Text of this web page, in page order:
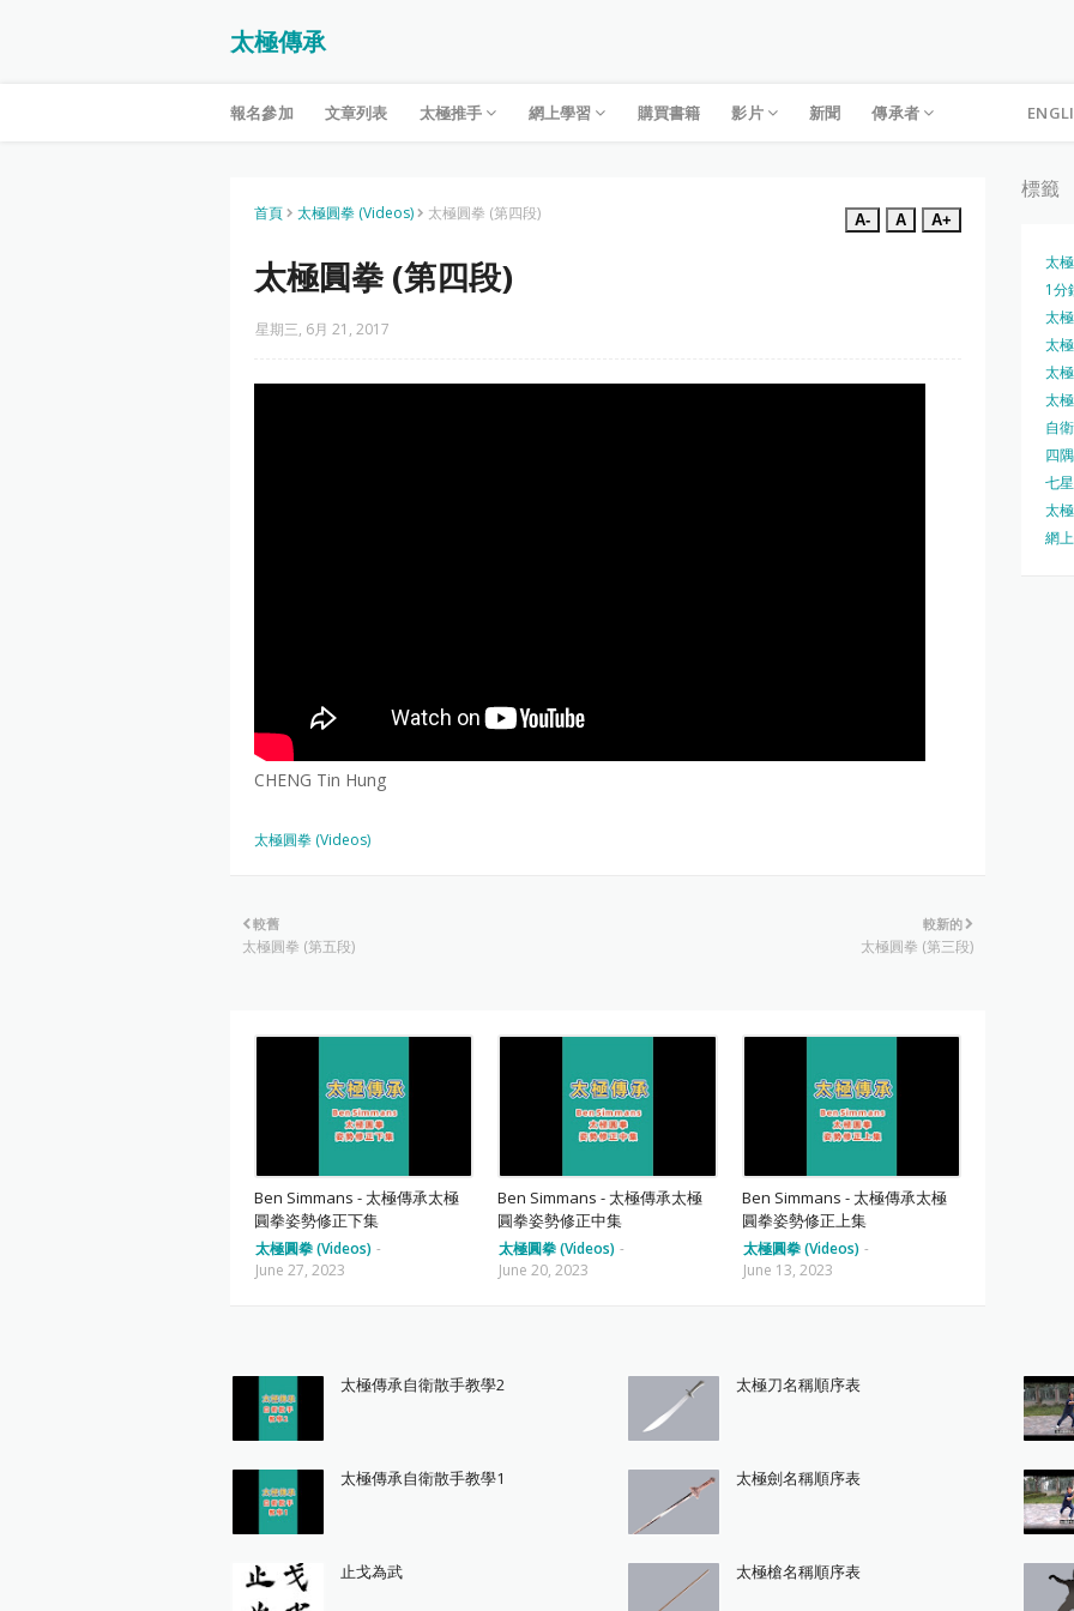
太極傳承
報名參加 文章列表 太極推手 網上學習 購買書籍 影片 新聞 傳承者
首頁 太極圓拳 (Videos) 太極圓拳 (第四段) A- A A+
太極圓拳 (第四段)
星期三, 6月 21, 2017
CHENG Tin Hung
太極圓拳 (Videos)
較新的
太極圓拳 (第三段)
較舊
太極圓拳 (第五段)
Ben Simmans - 太極傳承太極
圓拳姿勢修正下集
太極圓拳 (Videos) -
June 27, 2023
Ben Simmans - 太極傳承太極
圓拳姿勢修正中集
太極圓拳 (Videos) -
June 20, 2023
Ben Simmans - 太極傳承太極
圓拳姿勢修正上集
太極圓拳 (Videos) -
June 13, 2023
標籤
太
1分
太
太
太
太
自
四
七
太
網
太極傳承自衛散手教學2
太極傳承自衛散手教學1
止戈為武
太極刀名稱順序表
太極劍名稱順序表
太極槍名稱順序表